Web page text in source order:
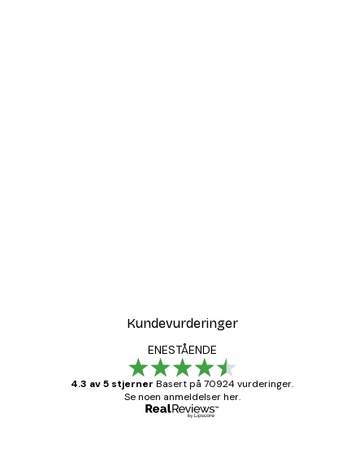
Kundevurderinger
ENESTÅENDE
4.3 av 5 stjerner Basert på 70924 vurderinger.
Se noen anmeldelser her.